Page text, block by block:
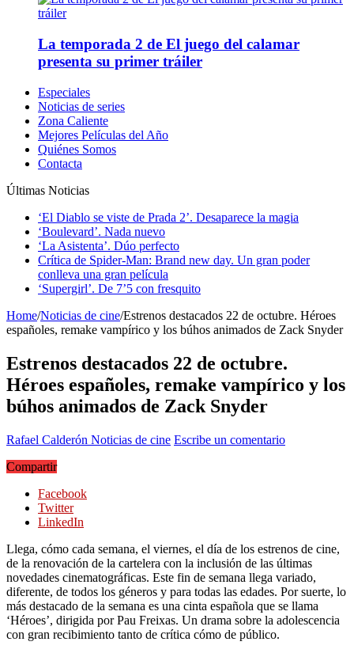
La temporada 2 de El juego del calamar
presenta su primer tráiler
Especiales
Noticias de series
Zona Caliente
Mejores Películas del Año
Quiénes Somos
Contacta
Últimas Noticias
‘El Diablo se viste de Prada 2’. Desaparece la magia
‘Boulevard’. Nada nuevo
‘La Asistenta’. Dúo perfecto
Crítica de Spider-Man: Brand new day. Un gran poder
conlleva una gran película
‘Supergirl’. De 7’5 con fresquito
Home/Noticias de cine/Estrenos destacados 22 de octubre. Héroes
españoles, remake vampírico y los búhos animados de Zack Snyder
Estrenos destacados 22 de octubre.
Héroes españoles, remake vampírico y los
búhos animados de Zack Snyder
Rafael Calderón Noticias de cine Escribe un comentario
Compartir
Facebook
Twitter
LinkedIn
Llega, cómo cada semana, el viernes, el día de los estrenos de cine,
de la renovación de la cartelera con la inclusión de las últimas
novedades cinematográficas. Este fin de semana llega variado,
diferente, de todos los géneros y para todas las edades. Por suerte, lo
más destacado de la semana es una cinta española que se llama
‘Héroes’, dirigida por Pau Freixas. Un drama sobre la adolescencia
con gran recibimiento tanto de crítica cómo de público.